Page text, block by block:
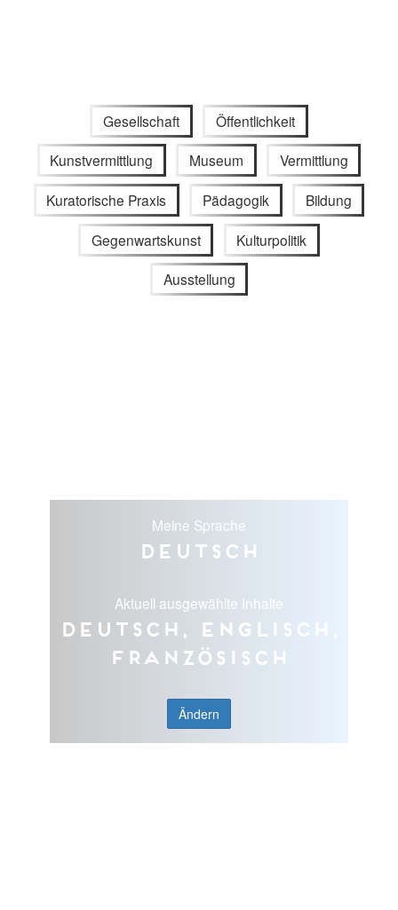
Gesellschaft Öffentlichkeit
Kunstvermittlung Museum Vermittlung
Kuratorische Praxis Pädagogik Bildung
Gegenwartskunst Kulturpolitik
Ausstellung
Meine Sprache
Deutsch
Aktuell ausgewählte Inhalte
Deutsch, Englisch,
Französisch
Ändern